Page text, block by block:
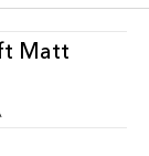
Matt